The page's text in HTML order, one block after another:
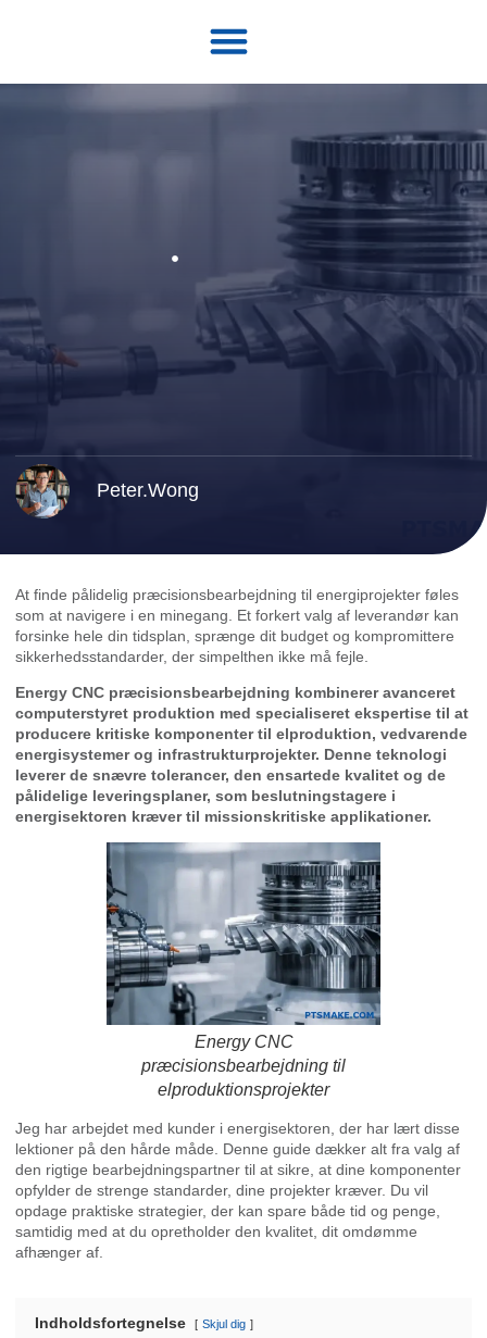
Peter.Wong
At finde pålidelig præcisionsbearbejdning til energiprojekter føles
som at navigere i en minegang. Et forkert valg af leverandør kan
forsinke hele din tidsplan, sprænge dit budget og kompromittere
sikkerhedsstandarder, der simpelthen ikke må fejle.
Energy CNC præcisionsbearbejdning kombinerer avanceret
computerstyret produktion med specialiseret ekspertise til at
producere kritiske komponenter til elproduktion, vedvarende
energisystemer og infrastrukturprojekter. Denne teknologi
leverer de snævre tolerancer, den ensartede kvalitet og de
pålidelige leveringsplaner, som beslutningstagere i
energisektoren kræver til missionskritiske applikationer.
Energy CNC
præcisionsbearbejdning til
elproduktionsprojekter
Jeg har arbejdet med kunder i energisektoren, der har lært disse
lektioner på den hårde måde. Denne guide dækker alt fra valg af
den rigtige bearbejdningspartner til at sikre, at dine komponenter
opfylder de strenge standarder, dine projekter kræver. Du vil
opdage praktiske strategier, der kan spare både tid og penge,
samtidig med at du opretholder den kvalitet, dit omdømme
afhænger af.
Indholdsfortegnelse Skjul dig